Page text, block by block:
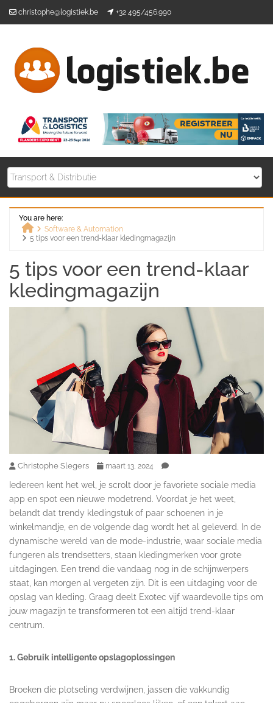
christophe@logistiek.be +32 495/456.990
You are here:
Home
Software & Automation
5 tips voor een trend-klaar kledingmagazijn
5 tips voor een trend-klaar
kledingmagazijn
Christophe Slegers maart 13, 2024
Iedereen kent het wel, je scrolt door je favoriete sociale media
app en spot een nieuwe modetrend. Voordat je het weet,
belandt dat trendy kledingstuk of paar schoenen in je
winkelmandje, en de volgende dag wordt het al geleverd. In de
dynamische wereld van de mode-industrie, waar sociale media
fungeren als trendsetters, staan kledingmerken voor grote
uitdagingen. Een trend die vandaag nog in de schijnwerpers
staat, kan morgen al vergeten zijn. Dit is een uitdaging voor de
opslag van kleding. Graag deelt Exotec vijf waardevolle tips om
jouw magazijn te transformeren tot een altijd trend-klaar
centrum.
1. Gebruik intelligente opslagoplossingen
Broeken die plotseling verdwijnen, jassen die vakkundig